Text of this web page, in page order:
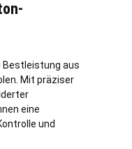
Bestleistung aus
Mit präziser
eine
und